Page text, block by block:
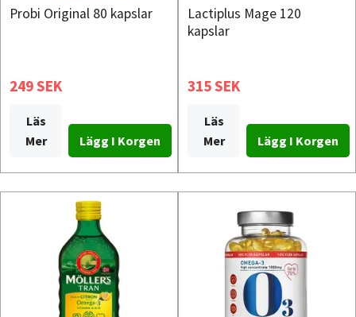
Probi Original 80 kapslar
249 SEK
Läs
Mer
Lactiplus Mage 120
kapslar
315 SEK
Läs
Mer